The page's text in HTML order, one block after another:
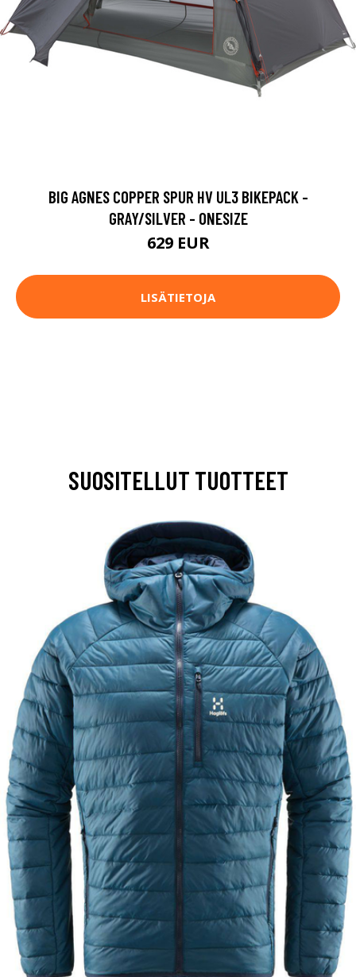
BIG AGNES COPPER SPUR HV UL3 BIKEPACK -
GRAY/SILVER - ONESIZE
629 EUR
LISÄTIETOJA
SUOSITELLUT TUOTTEET